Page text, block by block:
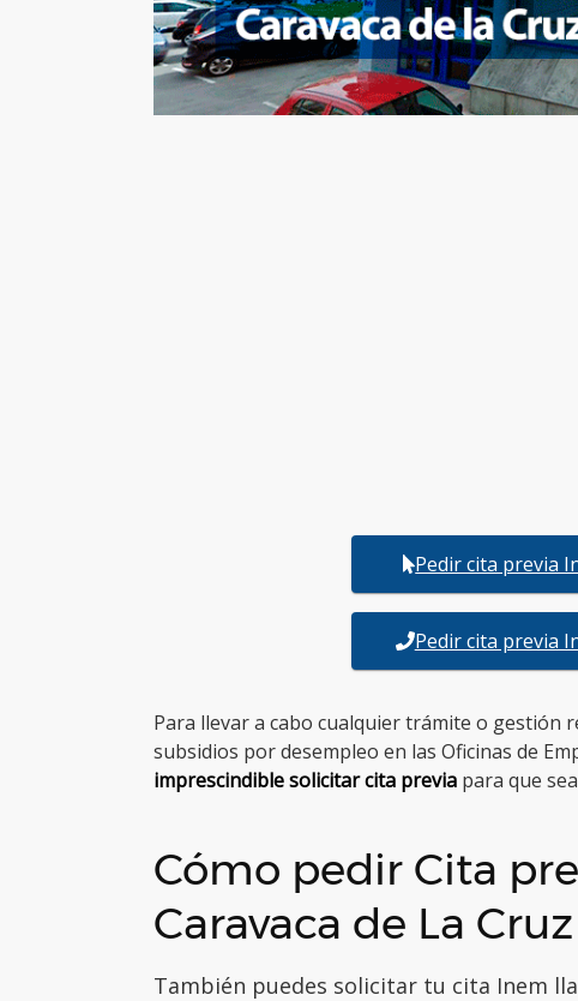
Pedir cita previa
Pedir cita previa
Para llevar a cabo cualquier trámite o gestión
subsidios por desempleo en las Oficinas de
imprescindible solicitar cita previa para que
Cómo pedir Cita
Caravaca de La Cruz
También puedes solicitar tu cita Inem